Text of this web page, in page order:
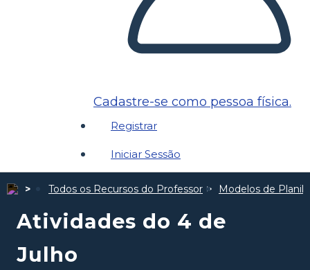
Cadastre-se como pessoa física.
Registrar
Iniciar Sessão
Todos os Recursos do Professor Modelos de
Atividades do 4 de
Julho